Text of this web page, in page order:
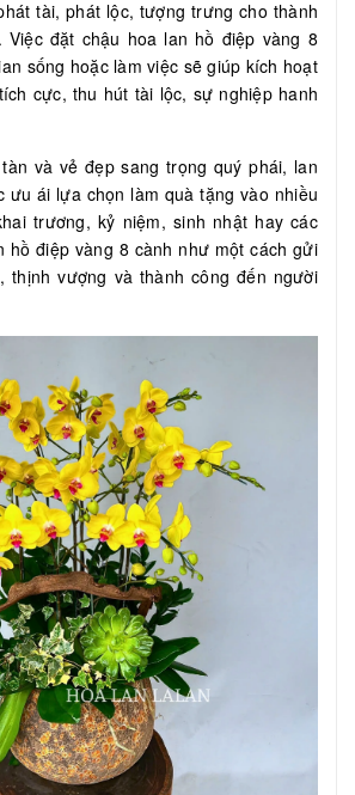
tài, phát lộc, tượng trưng cho thành
Việc đặt chậu hoa lan hồ điệp vàng 8
sống hoặc làm việc sẽ giúp kích hoạt
cực, thu hút tài lộc, sự nghiệp hanh
và vẻ đẹp sang trọng quý phái, lan
ưu ái lựa chọn làm quà tặng vào nhiều
trương, kỷ niệm, sinh nhật hay các
hồ điệp vàng 8 cành như một cách gửi
thịnh vượng và thành công đến người